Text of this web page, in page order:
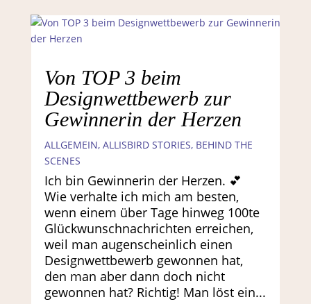
Von TOP 3 beim
Designwettbewerb zur
Gewinnerin der Herzen
ALLGEMEIN, ALLISBIRD STORIES, BEHIND THE
SCENES
Ich bin Gewinnerin der Herzen. 💕
Wie verhalte ich mich am besten,
wenn einem über Tage hinweg 100te
Glückwunschnachrichten erreichen,
weil man augenscheinlich einen
Designwettbewerb gewonnen hat,
den man aber dann doch nicht
gewonnen hat? Richtig! Man löst ein...